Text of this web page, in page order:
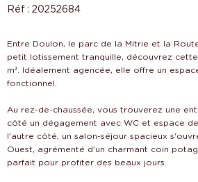
Réf : 20252684
Entre Doulon, le parc de la Mitrie et la
petit lotissement tranquille, découvrez
m². Idéalement agencée, elle offre un
fonctionnel.
Au rez-de-chaussée, vous trouverez une
côté un dégagement avec WC et espace
l'autre côté, un salon-séjour spacieux
Ouest, agrémenté d'un charmant coin
parfait pour profiter des beaux jours.